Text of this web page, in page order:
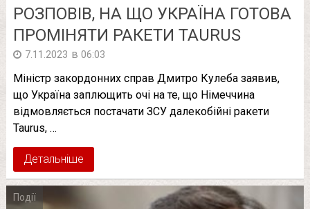
РОЗПОВІВ, НА ЩО УКРАЇНА ГОТОВА
ПРОМІНЯТИ РАКЕТИ TAURUS
7.11.2023 в 06:03
Міністр закордонних справ Дмитро Кулеба заявив,
що Україна заплющить очі на те, що Німеччина
відмовляється постачати ЗСУ далекобійні ракети
Taurus, …
Детальніше
Події